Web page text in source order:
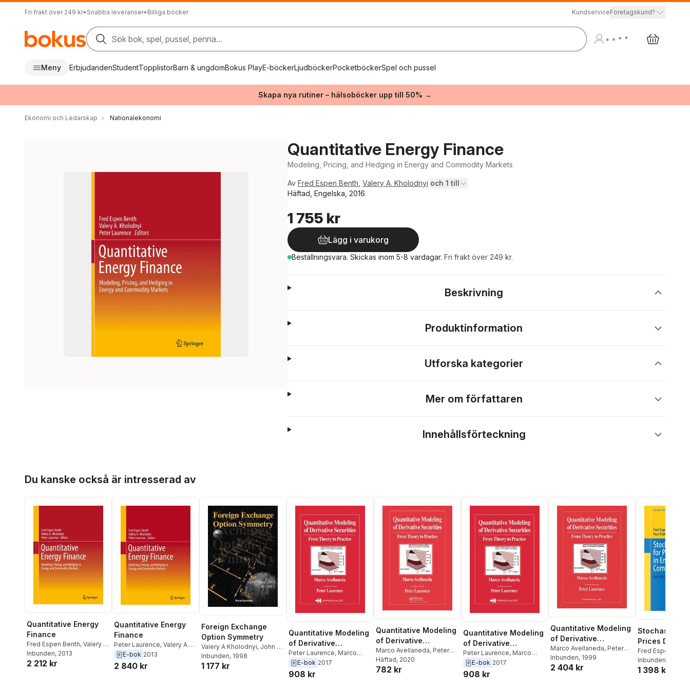
Fri frakt över 249 kr• Snabba leveranser• Billiga böcker KundserviceFöretagskund?
Sök bok, spel, pussel, penna...
Meny ErbjudandenStudentTopplistorBarn & ungdomBokus PlayE-böckerLjudböckerPocketböckerSpel och pussel
Skapa nya rutiner – hälsoböcker upp till 50% →
Ekonomi och Ledarskap Nationalekonomi
Quantitative Energy Finance
Modeling, Pricing, and Hedging in Energy and Commodity Markets
Av Fred Espen Benth Valery A. Kholodnyi och 1 till
Häftad, Engelska, 2016
1 755 kr
Lägg i varukorg
Beställningsvara. Skickas inom 5-8 vardagar. Fri frakt över 249 kr.
Beskrivning
Produktinformation
Utforska kategorier
Mer om författaren
Innehållsförteckning
Du kanske också är intresserad av
Quantitative Energy
Finance
Fred Espen Benth, Valery A.
Kholodnyi ,Peter Laurence
Inbunden, 2013
2 212 kr
Quantitative Energy
Finance
Peter Laurence, Valery A.
Kholodnyi,Fred Espen
Benth
E-bok 2013
2 840 kr
Foreign Exchange
Option Symmetry
Valery A Kholodnyi, John F
Price
Inbunden, 1998
1 177 kr
Quantitative Modeling
of Derivative
Securities
Peter Laurence, Marco
Avellaneda
E-bok 2017
908 kr
Quantitative Modeling
of Derivative
Securities
Marco Avellaneda, Peter
Laurence
Häftad, 2020
782 kr
Quantitative Modeling
of Derivative
Securities
Peter Laurence, Marco
Avellaneda
E-bok 2017
908 kr
Quantitative Modeling
of Derivative
Securities
Marco Avellaneda, Peter
Laurence
Inbunden, 1999
2 404 kr
Stochastic
Prices
Energy and
Commodity
Fred Espen
Krühner
Inbunden
1 398 kr